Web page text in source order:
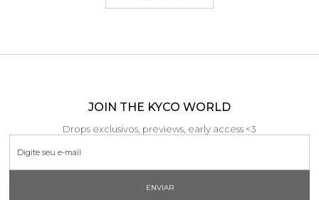
JOIN THE KYCO WORLD
Drops exclusivos, previews, early access <3
ENVIAR